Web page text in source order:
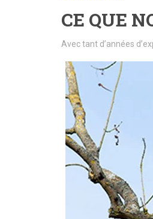
CE QUE
Avec tant d’années